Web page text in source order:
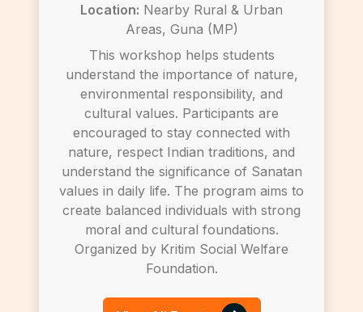
Location: Nearby Rural & Urban
Areas, Guna (MP)
This workshop helps students
understand the importance of nature,
environmental responsibility, and
cultural values. Participants are
encouraged to stay connected with
nature, respect Indian traditions, and
understand the significance of Sanatan
values in daily life. The program aims to
create balanced individuals with strong
moral and cultural foundations.
Organized by Kritim Social Welfare
Foundation.